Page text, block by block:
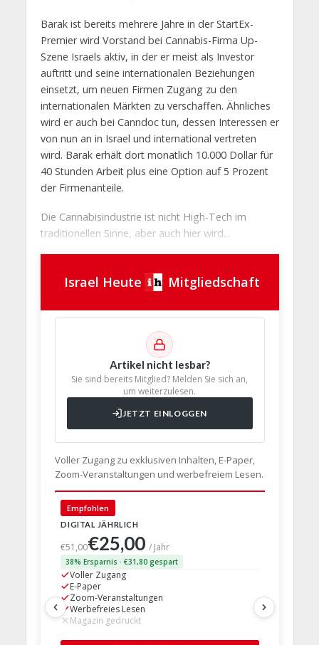
Barak ist bereits mehrere Jahre in der StartEx-
Premier wird Vorstand bei Cannabis-Firma Up-
Szene Israels aktiv, in der er meist als Investor
auftritt und seine internationalen Beziehungen
einsetzt, um neuen Firmen Zugang zu den
internationalen Märkten zu verschaffen. Ähnliches
wird er auch bei Canndoc tun, dessen Interessen er
von nun an in Israel und international vertreten
wird. Barak erhält dort monatlich 10.000 Dollar für
40 Stunden Arbeit plus eine Option auf 5 Prozent
der Firmenanteile.
Die Cannabisindustrie ist nicht High-Tech im
traditionellen Sinne, aber auch hier wird...
Israel Heute Mitgliedschaft
Artikel nicht lesbar?
Sie sind bereits Mitglied? Melden Sie sich an,
um weiterzulesen.
JETZT EINLOGGEN
Voller Zugang zu exklusiven Inhalten, E-Paper,
Zoom-Veranstaltungen und werbefreiem Lesen.
Empfohlen
DIGITAL JÄHRLICH
€51,00€25,00 / Jahr
38% Ersparnis · €31,80 gespart
Voller Zugang
E-Paper
Zoom-Veranstaltungen
Werbefreies Lesen
Magazin gedruckt